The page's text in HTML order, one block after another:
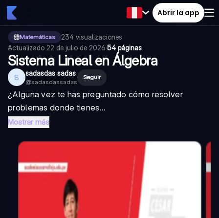
Abrir la app
Matemáticas 234 visualizaciones·
Actualizado 22 de julio de 2026·54 páginas
Sistema Lineal en Álgebra
S sadasdas sadas
@sadasdassadas
Seguir
¿Alguna vez te has preguntado cómo resolver
problemas donde tienes...
Mostrar más